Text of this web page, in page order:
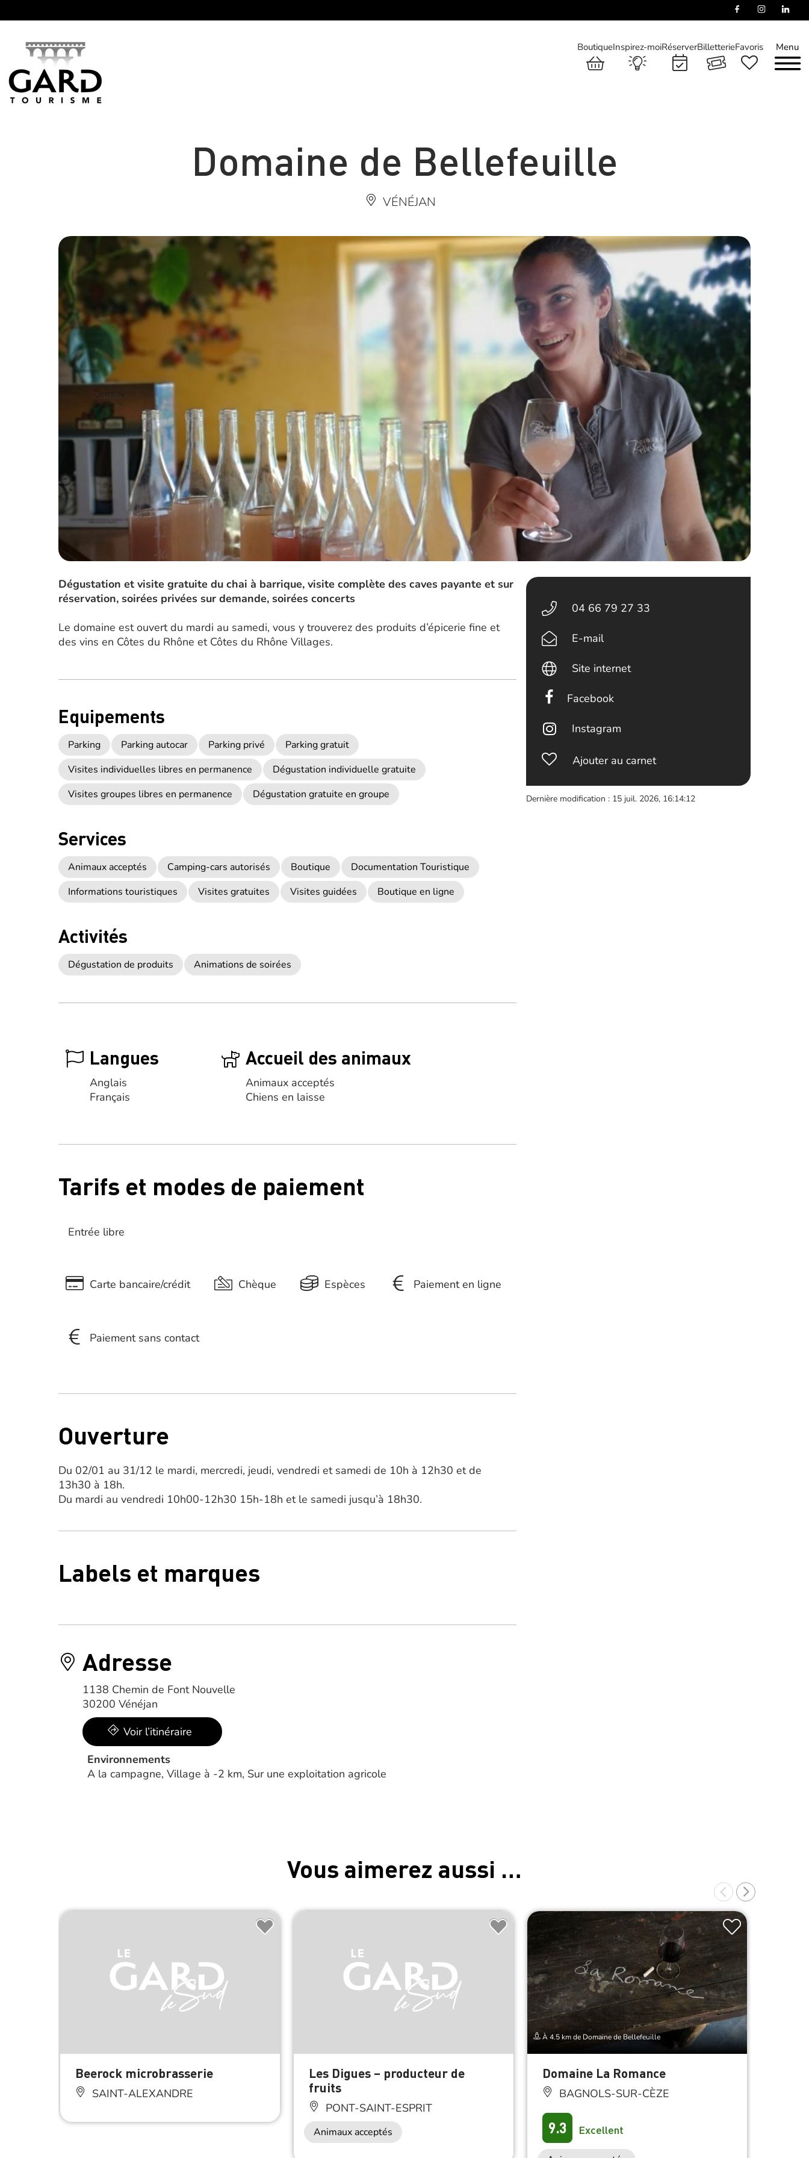
Menu
BoutiqueInspirez-moiRéserverBilletterieFavoris
Domaine de Bellefeuille
VÉNÉJAN
Dégustation et visite gratuite du chai à barrique, visite complète des caves payante et sur
réservation, soirées privées sur demande, soirées concerts
Le domaine est ouvert du mardi au samedi, vous y trouverez des produits d’épicerie fine et
des vins en Côtes du Rhône et Côtes du Rhône Villages.
Equipements
Parking Parking autocar Parking privé
Parking gratuit
Visites individuelles libres en permanence
Dégustation individuelle gratuite
Visites groupes libres en permanence
Dégustation gratuite en groupe
Services
Animaux acceptés Camping-cars autorisés Boutique
Documentation Touristique
Informations touristiques
Visites gratuites Visites guidées Boutique en ligne
Activités
Dégustation de produits Animations de soirées
Langues
Anglais
Français
Accueil des animaux
Animaux acceptés
Chiens en laisse
Tarifs et modes de paiement
Entrée libre
Carte bancaire/crédit Chèque Espèces Paiement en ligne
Paiement sans contact
Ouverture
Du 02/01 au 31/12 le mardi, mercredi, jeudi, vendredi et samedi de 10h à 12h30 et de
13h30 à 18h.
Du mardi au vendredi 10h00-12h30 15h-18h et le samedi jusqu’à 18h30.
Labels et marques
Adresse
1138 Chemin de Font Nouvelle
30200 Vénéjan
Voir l’itinéraire
Environnements
A la campagne, Village à -2 km, Sur une exploitation agricole
04 66 79 27 33
E-mail
Site internet
Facebook
Instagram
Ajouter au carnet
Dernière modification : 15 juil. 2026, 16:14:12
Vous aimerez aussi …
Beerock microbrasserie
SAINT-ALEXANDRE
Les Digues – producteur de
fruits
PONT-SAINT-ESPRIT
Animaux acceptés
À 4.5 km de Domaine de Bellefeuille
Domaine La Romance
BAGNOLS-SUR-CÈZE
9.3 Excellent